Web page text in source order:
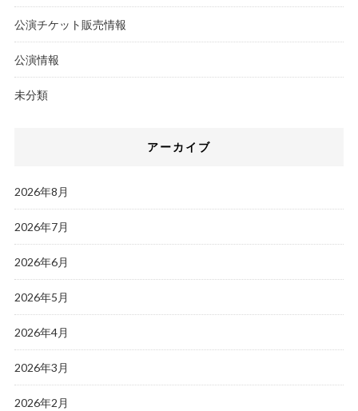
公演チケット販売情報
公演情報
未分類
アーカイブ
2026年8月
2026年7月
2026年6月
2026年5月
2026年4月
2026年3月
2026年2月